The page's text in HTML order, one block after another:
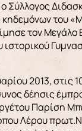
Σύλλογος
του
τον Μεγάλο
ιστορικού
2013, στις
δέησις
Παρίση
Λέρου